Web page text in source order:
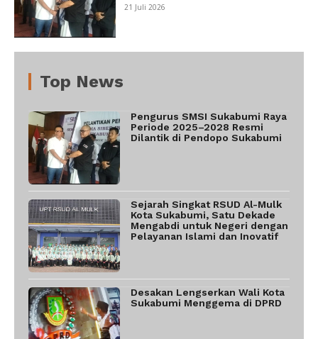
21 Juli 2026
Top News
Pengurus SMSI Sukabumi Raya
Periode 2025–2028 Resmi
Dilantik di Pendopo Sukabumi
Sejarah Singkat RSUD Al-Mulk
Kota Sukabumi, Satu Dekade
Mengabdi untuk Negeri dengan
Pelayanan Islami dan Inovatif
Desakan Lengserkan Wali Kota
Sukabumi Menggema di DPRD